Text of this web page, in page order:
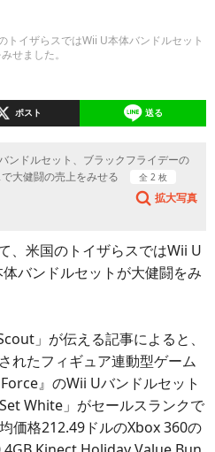
トイザらスではWii U本体バンドルセット
せました。
ポスト 送る
ンドルセット、ブラックフライデーの
大健闘の売上をみせる
全 2 枚
拡大写真
、米国のトイザらスではWii U
バンドルセットが大健闘をみ
」が伝える記事によると、
れたフィギュア連動型ゲーム
』のWii Uバンドルセット
White」がセールスランクで
価格212.49ドルのXbox 360の